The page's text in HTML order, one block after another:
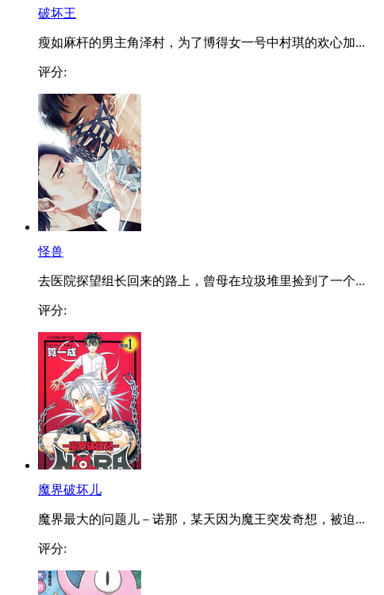
破坏王
瘦如麻杆的男主角泽村，为了博得女一号中村琪的欢心加...
评分:
怪兽
去医院探望组长回来的路上，曾母在垃圾堆里捡到了一个...
评分:
魔界破坏儿
魔界最大的问题儿－诺那，某天因为魔王突发奇想，被迫...
评分: